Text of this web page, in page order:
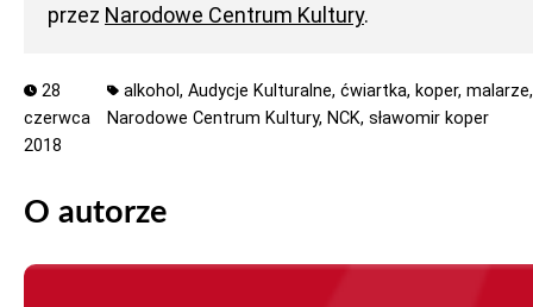
przez Narodowe Centrum Kultury.
28
czerwca
2018
alkohol, Audycje Kulturalne, ćwiartka, koper, malarze,
Narodowe Centrum Kultury, NCK,sławomir koper
O autorze